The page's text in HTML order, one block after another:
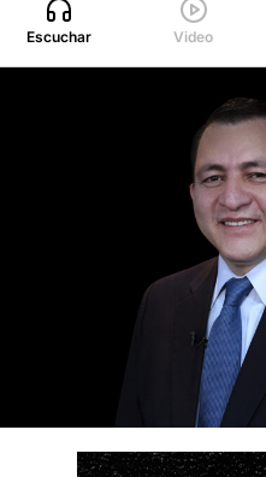
Escuchar Video